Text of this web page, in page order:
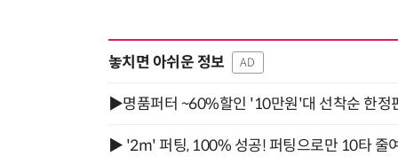
놓치면 아쉬운 정보 AD
▶명품퍼터 ~60%할인 '10만원'대 선착순 한정
▶ '2m' 퍼팅, 100% 성공! 퍼팅으로만 10타 줄